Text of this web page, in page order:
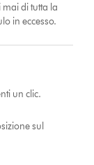
di tutta la
in eccesso.
un clic.
sul